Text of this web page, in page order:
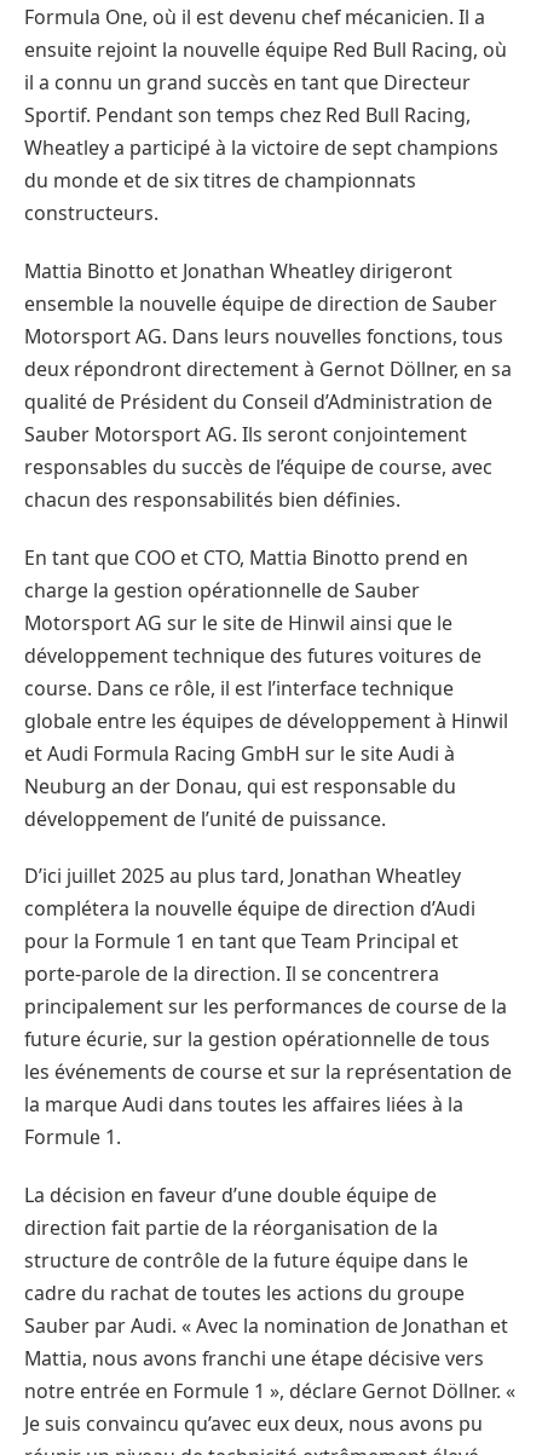
Formula One, où il est devenu chef mécanicien. Il a
ensuite rejoint la nouvelle équipe Red Bull Racing, où
il a connu un grand succès en tant que Directeur
Sportif. Pendant son temps chez Red Bull Racing,
Wheatley a participé à la victoire de sept champions
du monde et de six titres de championnats
constructeurs.
Mattia Binotto et Jonathan Wheatley dirigeront
ensemble la nouvelle équipe de direction de Sauber
Motorsport AG. Dans leurs nouvelles fonctions, tous
deux répondront directement à Gernot Döllner, en sa
qualité de Président du Conseil d’Administration de
Sauber Motorsport AG. Ils seront conjointement
responsables du succès de l’équipe de course, avec
chacun des responsabilités bien définies.
En tant que COO et CTO, Mattia Binotto prend en
charge la gestion opérationnelle de Sauber
Motorsport AG sur le site de Hinwil ainsi que le
développement technique des futures voitures de
course. Dans ce rôle, il est l’interface technique
globale entre les équipes de développement à Hinwil
et Audi Formula Racing GmbH sur le site Audi à
Neuburg an der Donau, qui est responsable du
développement de l’unité de puissance.
D’ici juillet 2025 au plus tard, Jonathan Wheatley
complétera la nouvelle équipe de direction d’Audi
pour la Formule 1 en tant que Team Principal et
porte-parole de la direction. Il se concentrera
principalement sur les performances de course de la
future écurie, sur la gestion opérationnelle de tous
les événements de course et sur la représentation de
la marque Audi dans toutes les affaires liées à la
Formule 1.
La décision en faveur d’une double équipe de
direction fait partie de la réorganisation de la
structure de contrôle de la future équipe dans le
cadre du rachat de toutes les actions du groupe
Sauber par Audi. « Avec la nomination de Jonathan et
Mattia, nous avons franchi une étape décisive vers
notre entrée en Formule 1 », déclare Gernot Döllner. «
Je suis convaincu qu’avec eux deux, nous avons pu